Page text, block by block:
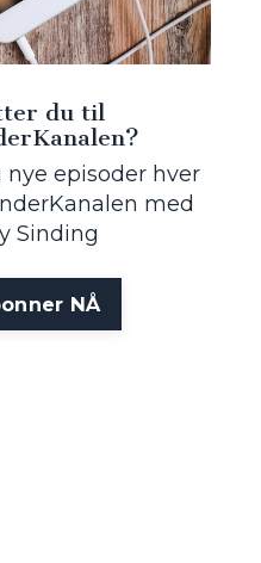
du til
nye episoder hver
med
Sinding
NÅ